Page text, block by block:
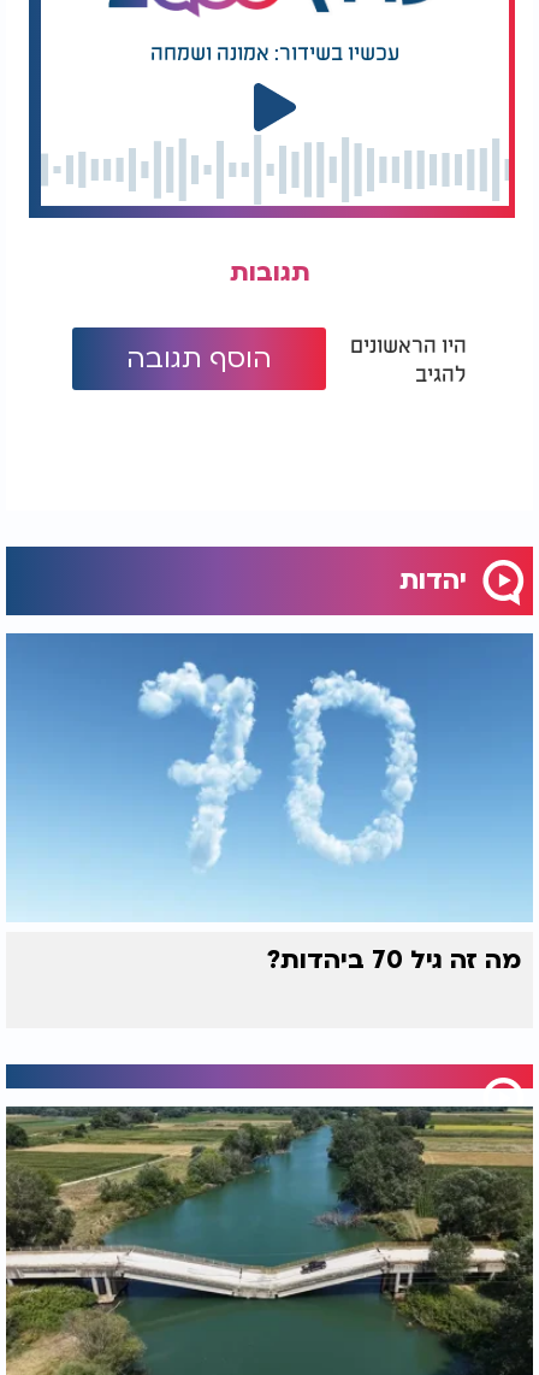
עכשיו בשידור: אמונה ושמחה
תגובות
היו הראשונים
להגיב
הוסף תגובה
יהדות
מה זה גיל 70 ביהדות?